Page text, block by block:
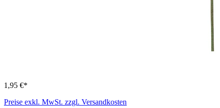
1,95 €*
Preise exkl. MwSt. zzgl. Versandkosten